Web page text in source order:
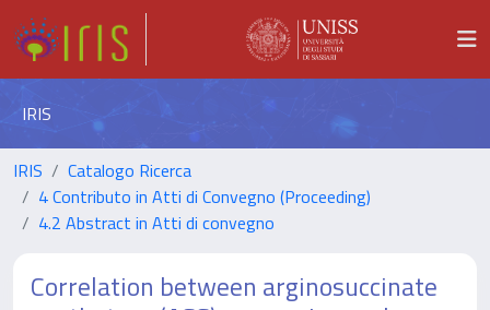
IRIS
IRIS
Catalogo Ricerca
4 Contributo in Atti di Convegno (Proceeding)
4.2 Abstract in Atti di convegno
Correlation between arginosuccinate